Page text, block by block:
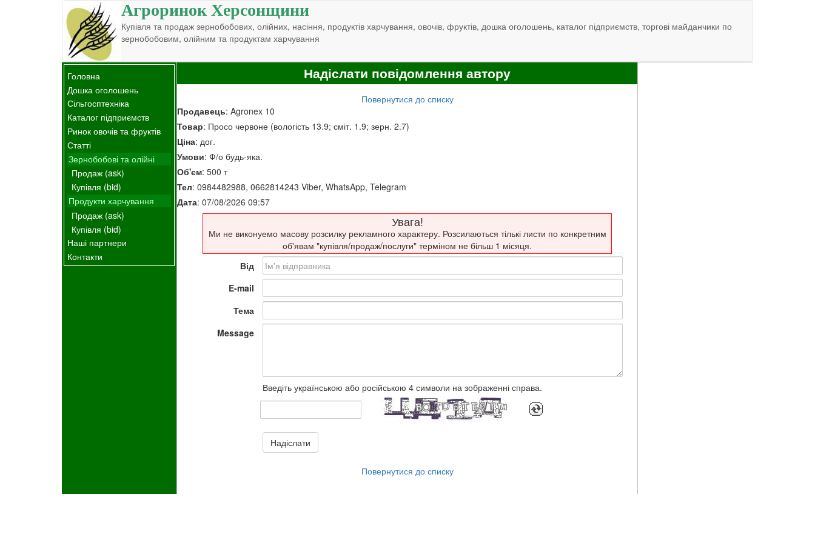
Агроринок Херсонщини
Купівля та продаж зернобобових, олійних, насіння, продуктів харчування, овочів, фруктів, дошка оголошень, каталог підприємств, торгові майданчики по
зернобобовим, олійним та продуктам харчування
Головна
Дошка оголошень
Сільгосптехніка
Каталог підприємств
Ринок овочів та фруктів
Статті
Зернобобові та олійні
Продаж (ask)
Купівля (bid)
Продукти харчування
Продаж (ask)
Купівля (bid)
Наші партнери
Контакти
Надіслати повідомлення автору
Повернутися до списку
Продавець: Agronex 10
Товар: Просо червоне (вологість 13.9; сміт. 1.9; зерн. 2.7)
Ціна: дог.
Умови: Ф/о будь-яка.
Об'єм: 500 т
Тел: 0984482988, 0662814243 Viber, WhatsApp, Telegram
Дата: 07/08/2026 09:57
Увага!
Ми не виконуемо масову розсилку рекламного характеру. Розсилаються тількі листи по конкретним
об'явам "купівля/продаж/послуги" терміном не більш 1 місяця.
Від
E-mail
Тема
Message
Введіть українською або російською 4 символи на зображенні справа.
Надіслати
Повернутися до списку